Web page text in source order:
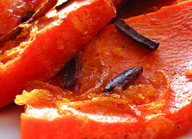
30 day challenge
acrylic
art glass
arts
Breakfast
calligraphy